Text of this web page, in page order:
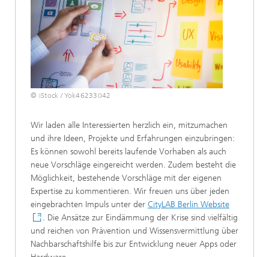
© iStock / Yok46233042
Wir laden alle Interessierten herzlich ein, mitzumachen
und ihre Ideen, Projekte und Erfahrungen einzubringen:
Es können sowohl bereits laufende Vorhaben als auch
neue Vorschläge eingereicht werden. Zudem besteht die
Möglichkeit, bestehende Vorschläge mit der eigenen
Expertise zu kommentieren. Wir freuen uns über jeden
eingebrachten Impuls unter der CityLAB Berlin Website
. Die Ansätze zur Eindämmung der Krise sind vielfältig
und reichen von Prävention und Wissensvermittlung über
Nachbarschaftshilfe bis zur Entwicklung neuer Apps oder